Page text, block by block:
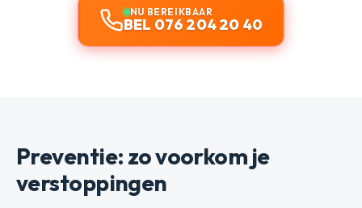
NU BEREIKBAAR
BEL 076 204 20 40
Preventie: zo voorkom je
verstoppingen